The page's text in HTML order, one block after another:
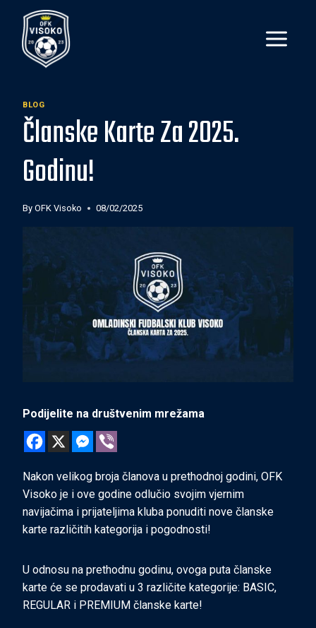
content
BLOG
Članske Karte Za 2025.
Godinu!
By OFK Visoko 08/02/2025
Podijelite na društvenim mrežama
Nakon velikog broja članova u prethodnoj godini, OFK
Visoko je i ove godine odlučio svojim vjernim
navijačima i prijateljima kluba ponuditi nove članske
karte različitih kategorija i pogodnosti!
U odnosu na prethodnu godinu, ovoga puta članske
karte će se prodavati u 3 različite kategorije: BASIC,
REGULAR i PREMIUM članske karte!